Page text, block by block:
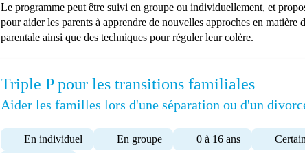
Le programme peut être suivi en groupe ou individuellement, et
pour aider les parents à apprendre de nouvelles approches en matière
parentale ainsi que des techniques pour réguler leur colère.
Triple P pour les transitions familiales
Aider les familles lors d'une séparation ou d'un
En individuel En groupe 0 à 16 ans